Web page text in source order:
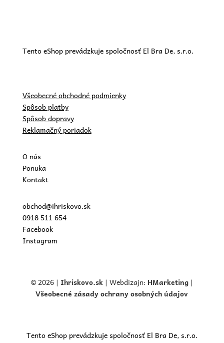
Tento eShop prevádzkuje spoločnosť El Bra De, s.r.o.
Všeobecné obchodné podmienky
Spôsob platby
Spôsob dopravy
Reklamačný poriadok
O nás
Ponuka
Kontakt
obchod@ihriskovo.sk
0918 511 654
Facebook
Instagram
© 2026 | Ihriskovo.sk| Webdizajn: HMarketing |
Všeobecné zásady ochrany osobných údajov
Tento eShop prevádzkuje spoločnosť El Bra De, s.r.o.